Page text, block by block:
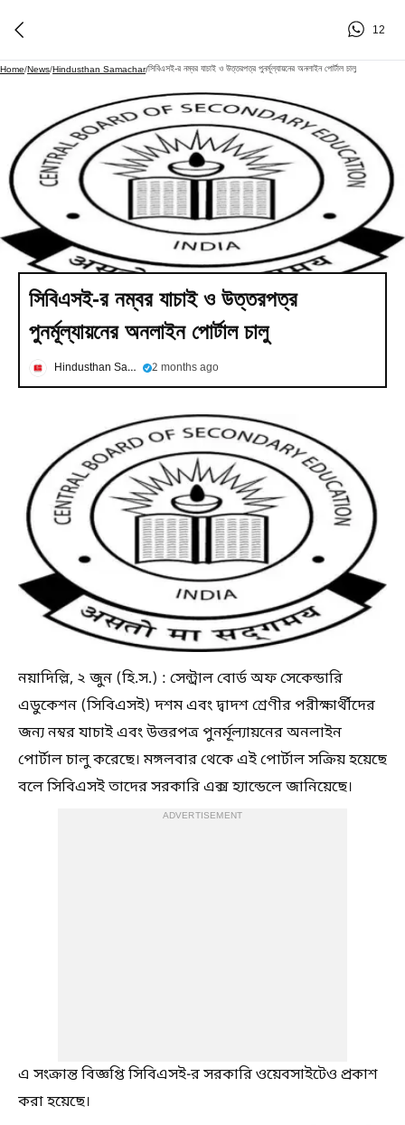
12
Home/News/Hindusthan Samachar/সিবিএসই-র নম্বর যাচাই ও উত্তরপত্র পুনর্মূল্যায়নের অনলাইন পোর্টাল চালু
সিবিএসই-র নম্বর যাচাই ও উত্তরপত্র
পুনর্মূল্যায়নের অনলাইন পোর্টাল চালু
Hindusthan Samachar 2 months ago
নয়াদিল্লি, ২ জুন (হি.স.) : সেন্ট্রাল বোর্ড অফ সেকেন্ডারি
এডুকেশন (সিবিএসই) দশম এবং দ্বাদশ শ্রেণীর পরীক্ষার্থীদের
জন্য নম্বর যাচাই এবং উত্তরপত্র পুনর্মূল্যায়নের অনলাইন
পোর্টাল চালু করেছে। মঙ্গলবার থেকে এই পোর্টাল সক্রিয় হয়েছে
বলে সিবিএসই তাদের সরকারি এক্স হ্যান্ডেলে জানিয়েছে।
ADVERTISEMENT
এ সংক্রান্ত বিজ্ঞপ্তি সিবিএসই-র সরকারি ওয়েবসাইটেও প্রকাশ
করা হয়েছে।